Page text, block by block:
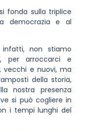
fonda sulla triplice
democrazia e al
non stiamo
per arroccarci e
vecchi e nuovi, ma
della storia,
nostra presenza
si può cogliere in
i tempi lunghi del